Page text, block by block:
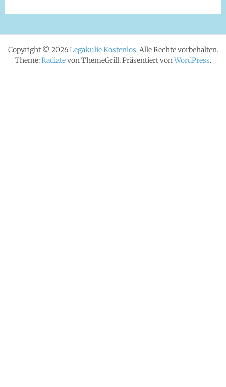
Copyright © 2026Legakulie Kostenlos. Alle Rechte vorbehalten.
Theme:Radiatevon ThemeGrill. Präsentiert vonWordPress.